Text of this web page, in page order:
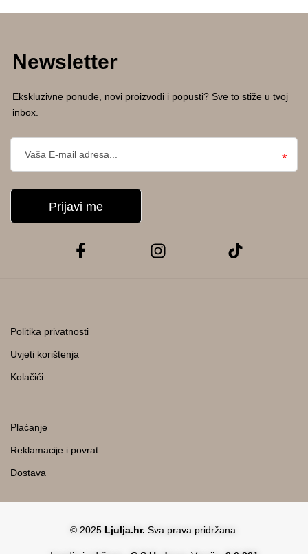
Newsletter
Ekskluzivne ponude, novi proizvodi i popusti? Sve to stiže u tvoj
inbox.
Politika privatnosti
Uvjeti korištenja
Kolačići
Plaćanje
Reklamacije i povrat
Dostava
© 2025 Ljulja.hr. Sva prava pridržana.